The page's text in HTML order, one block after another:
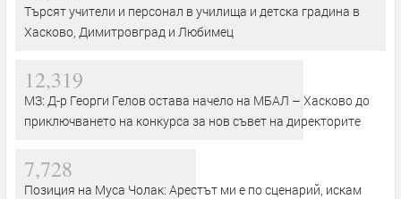
Търсят учители и персонал в училища и детска градина в
Хасково, Димитровград и Любимец
12,319
МЗ: Д-р Георги Гелов остава начело на МБАЛ – Хасково до
приключването на конкурса за нов съвет на директорите
7,728
Позиция на Муса Чолак: Арестът ми е по сценарий, искам